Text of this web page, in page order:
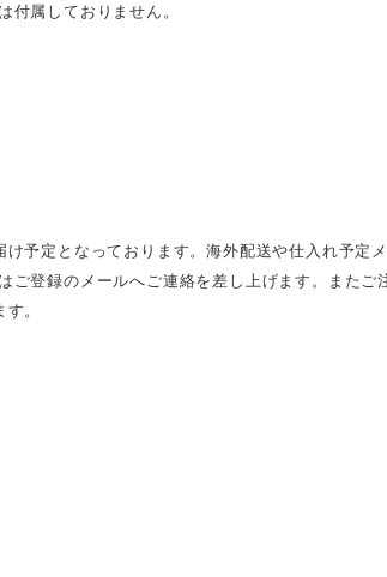
属しておりません。
予定となっております。海外配送や仕入れ予定
ご登録のメールへご連絡を差し上げます。またご
。